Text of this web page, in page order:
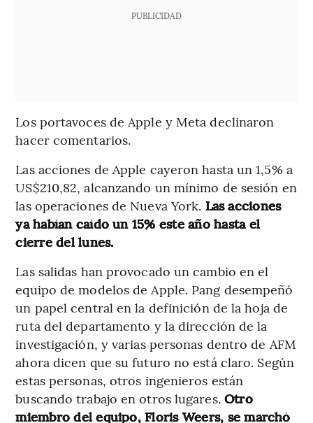
PUBLICIDAD
Los portavoces de Apple y Meta declinaron
hacer comentarios.
Las acciones de Apple cayeron hasta un 1,5% a
US$210,82, alcanzando un mínimo de sesión en
las operaciones de Nueva York. Las acciones
ya habían caído un 15% este año hasta el
cierre del lunes.
Las salidas han provocado un cambio en el
equipo de modelos de Apple. Pang desempeñó
un papel central en la definición de la hoja de
ruta del departamento y la dirección de la
investigación, y varias personas dentro de AFM
ahora dicen que su futuro no está claro. Según
estas personas, otros ingenieros están
buscando trabajo en otros lugares. Otro
miembro del equipo, Floris Weers, se marchó